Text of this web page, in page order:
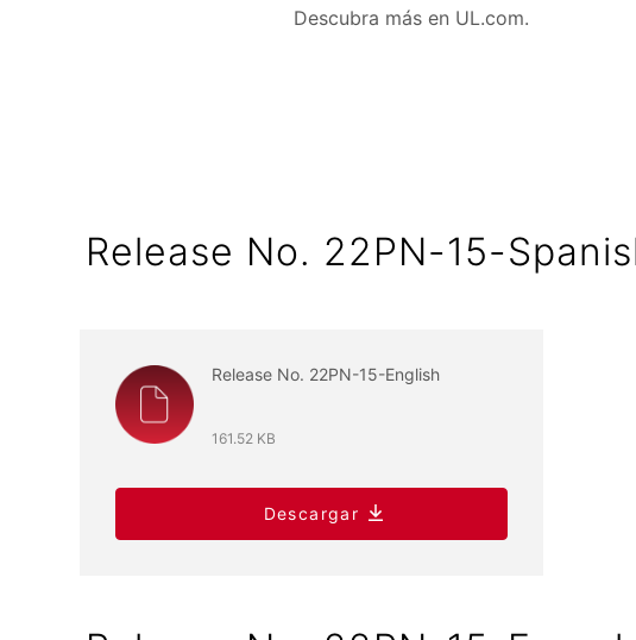
Descubra más en UL.com.
Release No. 22PN-15-
Release No. 22PN-15-English
161.52 KB
Descargar